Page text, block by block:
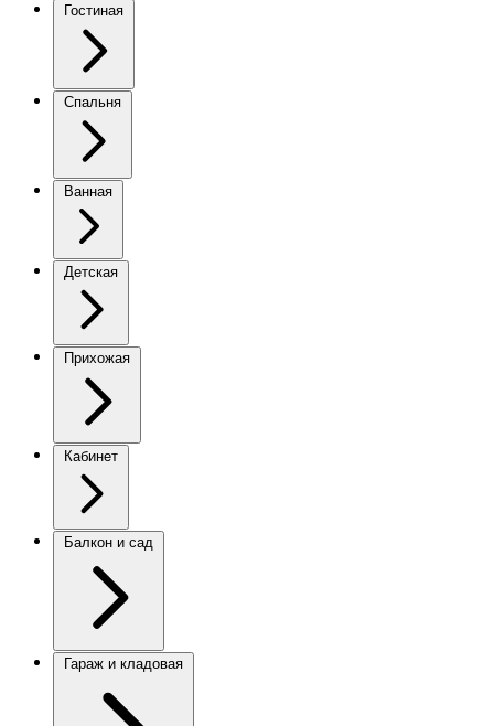
Гостиная
Спальня
Ванная
Детская
Прихожая
Кабинет
Балкон и сад
Гараж и кладовая